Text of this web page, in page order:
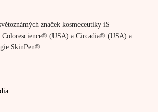
značek kosmeceutiky iS
(USA) a Circadia® (USA) a
SkinPen®.